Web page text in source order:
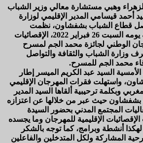
وهبي مستشارة معالي وزير الشباب
أحمد قيسامي المدير الإقليمي لوزارة
قطاع الشباب بشفشاون، نظمت
المديرية الإقليمية عشية يومه السبت 26 فبراير 2022، الإقصائيات
الوطني لجائزة محمد الجم لمسرح
وزارة الشباب والثقافة والتواصل
محمد الجم للمسرح.
السيد عبد الكريم الميسر إطار
واستهلت فقرات المهرجان الإقليمي
وبكلمة ترحيبية ألقاها السيد المدير
بشفشاون حيث عبر من خلالها عن اعتزازه
المجتمع المدني بحضور السيدة
الإقليمية للمهرجان وما يجسده
أنشطة وبرامج، كما توجه بالشكر
المشاركة ولكل المتدخلين والفاعلين